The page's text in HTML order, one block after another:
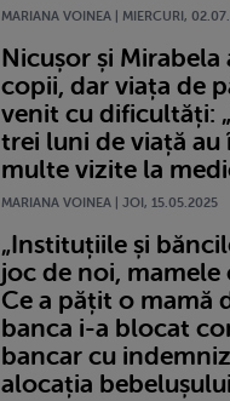
MARIANA VOINEA | MIERCURI,
Nicușor și Mirabela
copii, dar viața de
venit cu dificultăți:
trei luni de viață au
multe vizite la
MARIANA VOINEA | JOI, 15.05.2025
„Instituțiile și
joc de noi, mamele
Ce a pățit o mamă
banca i-a blocat
bancar cu
alocația